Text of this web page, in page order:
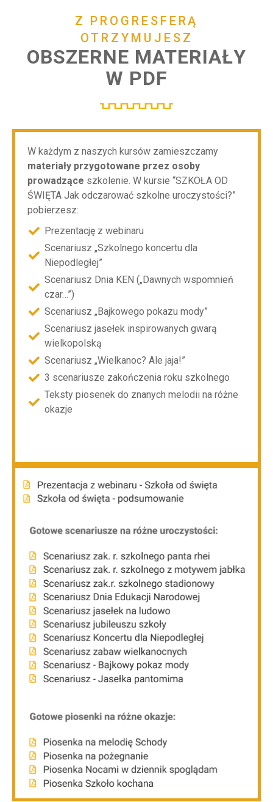
Z PROGRESFERĄ
OTRZYMUJESZ
OBSZERNE MATERIAŁY
W PDF
W każdym z naszych kursów zamieszczamy
materiały przygotowane przez osoby
prowadzące szkolenie. W kursie “SZKOŁA OD
ŚWIĘTA Jak odczarować szkolne uroczystości?”
pobierzesz:
Prezentację z webinaru
Scenariusz „Szkolnego koncertu dla
Niepodległej”
Scenariusz Dnia KEN („Dawnych wspomnień
czar…”)
Scenariusz „Bajkowego pokazu mody”
Scenariusz jasełek inspirowanych gwarą
wielkopolską
Scenariusz „Wielkanoc? Ale jaja!”
3 scenariusze zakończenia roku szkolnego
Teksty piosenek do znanych melodii na różne
okazje